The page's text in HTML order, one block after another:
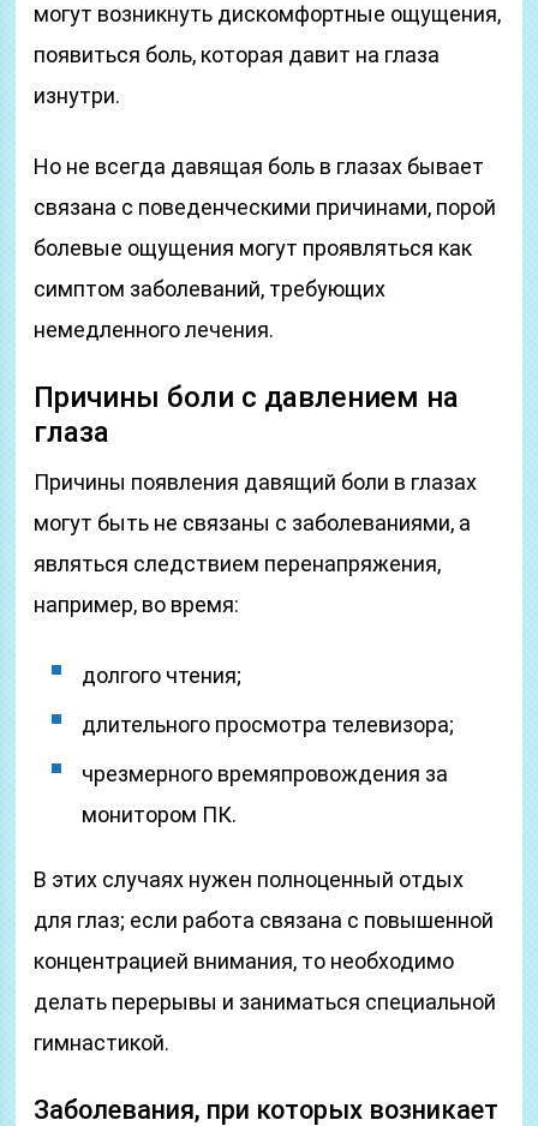
могут возникнуть дискомфортные ощущения,
появиться боль, которая давит на глаза
изнутри.
Но не всегда давящая боль в глазах бывает
связана с поведенческими причинами, порой
болевые ощущения могут проявляться как
симптом заболеваний, требующих
немедленного лечения.
Причины боли с давлением на
глаза
Причины появления давящий боли в глазах
могут быть не связаны с заболеваниями, а
являться следствием перенапряжения,
например, во время:
долгого чтения;
длительного просмотра телевизора;
чрезмерного времяпровождения за
монитором ПК.
В этих случаях нужен полноценный отдых
для глаз; если работа связана с повышенной
концентрацией внимания, то необходимо
делать перерывы и заниматься специальной
гимнастикой.
Заболевания, при которых возникает